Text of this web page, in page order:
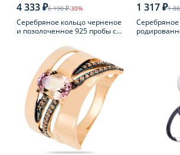
4 333 ₽6 190 ₽-30%
Серебряное кольцо черненое
и позолоченное 925 пробы с
1 317 ₽1